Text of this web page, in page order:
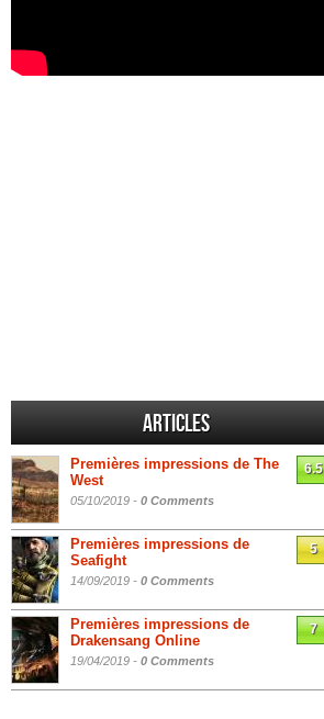
Articles
Premières impressions de The
West
05/10/2019 - 0 Comments
6.5
Premières impressions de
Seafight
14/09/2019 - 0 Comments
5
Premières impressions de
Drakensang Online
19/04/2019 - 0 Comments
7